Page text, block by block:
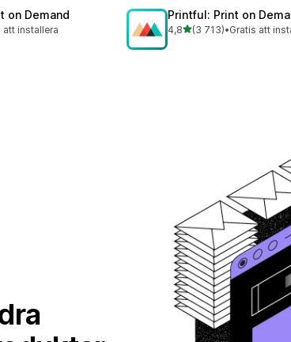
on Demand
att installera
Printful: Print on
4,8av 5 stjärnor
(3 713)
3713 recensioner totalt
•Gratis att